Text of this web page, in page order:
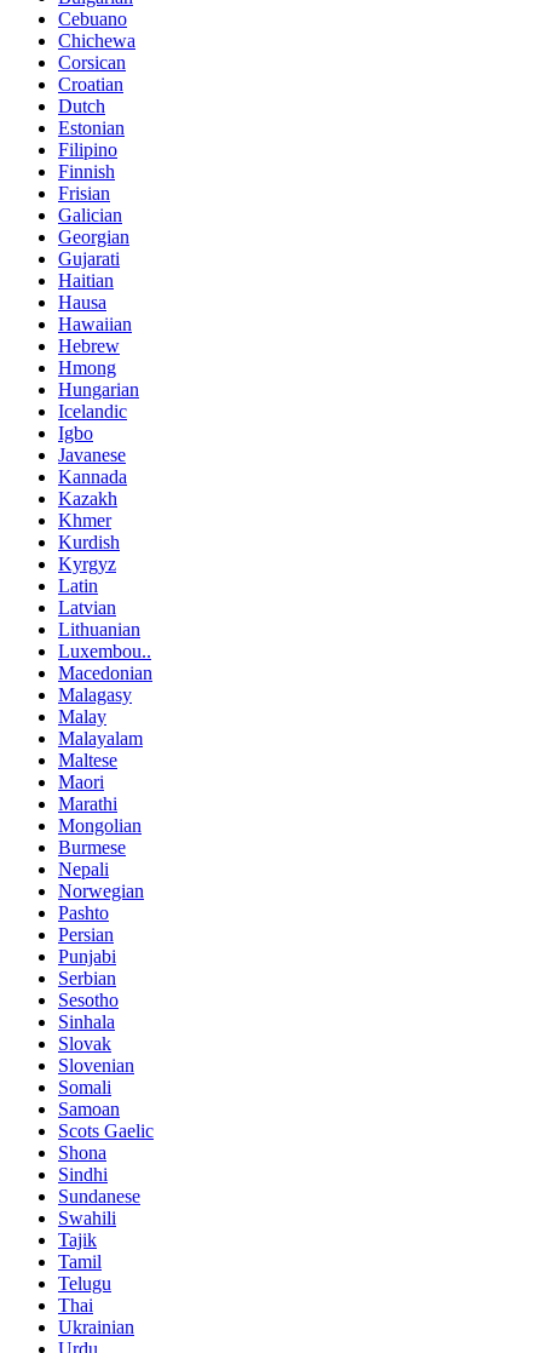
Cebuano
Chichewa
Corsican
Croatian
Dutch
Estonian
Filipino
Finnish
Frisian
Galician
Georgian
Gujarati
Haitian
Hausa
Hawaiian
Hebrew
Hmong
Hungarian
Icelandic
Igbo
Javanese
Kannada
Kazakh
Khmer
Kurdish
Kyrgyz
Latin
Latvian
Lithuanian
Luxembou..
Macedonian
Malagasy
Malay
Malayalam
Maltese
Maori
Marathi
Mongolian
Burmese
Nepali
Norwegian
Pashto
Persian
Punjabi
Serbian
Sesotho
Sinhala
Slovak
Slovenian
Somali
Samoan
Scots Gaelic
Shona
Sindhi
Sundanese
Swahili
Tajik
Tamil
Telugu
Thai
Ukrainian